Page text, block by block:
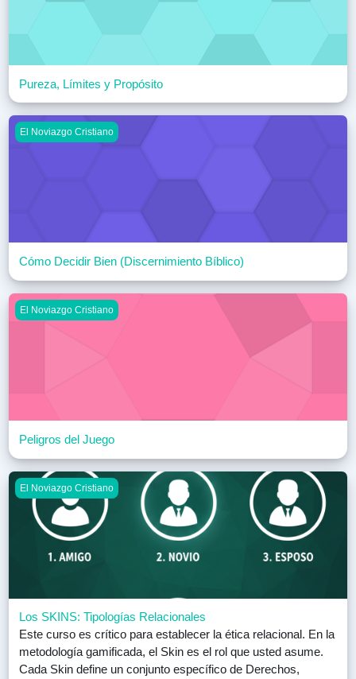
Pureza, Límites y Propósito
Cómo Decidir Bien (Discernimiento Bíblico)
El Noviazgo Cristiano
Cómo Decidir Bien (Discernimiento Bíblico)
Peligros del Juego
El Noviazgo Cristiano
Peligros del Juego
Los SKINS: Tipologías Relacionales
El Noviazgo Cristiano
Los SKINS: Tipologías Relacionales
Este curso es crítico para establecer la ética relacional. En la
metodología gamificada, el Skin es el rol que usted asume.
Cada Skin define un conjunto específico de Derechos,